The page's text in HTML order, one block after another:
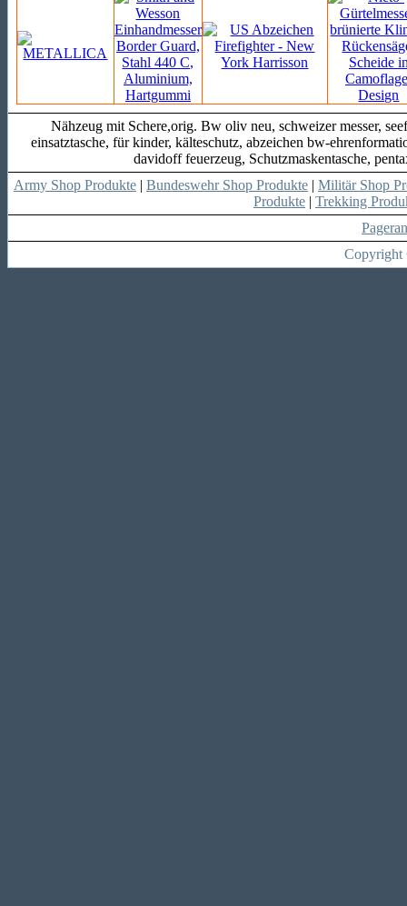
Nähzeug mit Schere,orig. Bw oliv neu, schweizer messer,
einsatztasche, für kinder, kälteschutz, abzeichen bw-
davidoff feuerzeug, Schutzmaskentasche,
Army Shop Produkte | Bundeswehr Shop Produkte | Militär Shop
Produkte | Trekking